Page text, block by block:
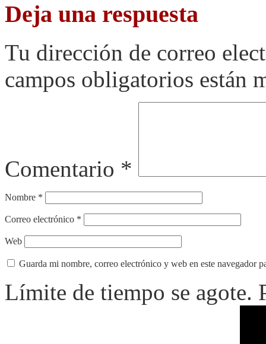
Deja una respuesta
Tu dirección de correo
campos obligatorios están
Comentario *
Nombre *
Correo electrónico *
Web
Guarda mi nombre, correo electrónico y web en este navegador
Límite de tiempo se agote.